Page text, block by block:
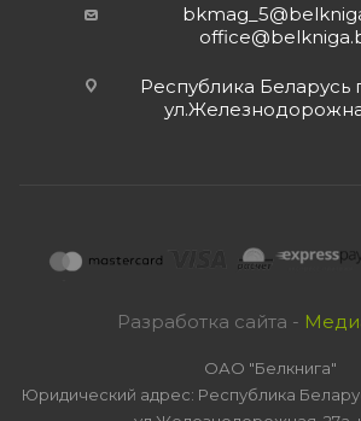
Республика Беларусь
Разработка сайта -
ОАО "Белкнига"
Юридический адрес: Республика